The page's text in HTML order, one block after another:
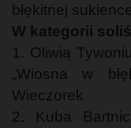
błękitnej
W kategorii
1. Oliwią
„Wiosna w
Wieczorek
2. Kuba